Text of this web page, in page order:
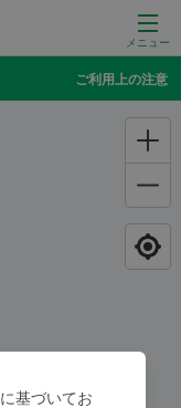
メニュー
ご利用上の注意
基づいてお